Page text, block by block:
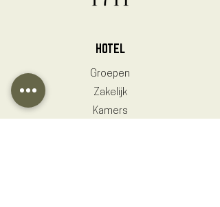
HOTEL
Groepen
Zakelijk
Kamers